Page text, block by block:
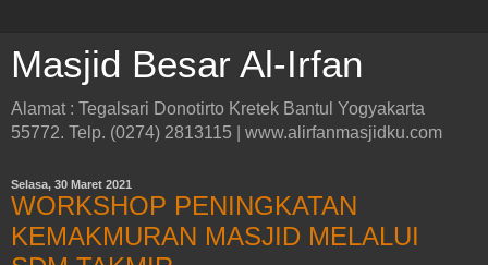
Masjid Besar Al-Irfan
Alamat : Tegalsari Donotirto Kretek Bantul Yogyakarta
55772. Telp. (0274) 2813115 | www.alirfanmasjidku.com
Selasa, 30 Maret 2021
WORKSHOP PENINGKATAN
KEMAKMURAN MASJID MELALUI